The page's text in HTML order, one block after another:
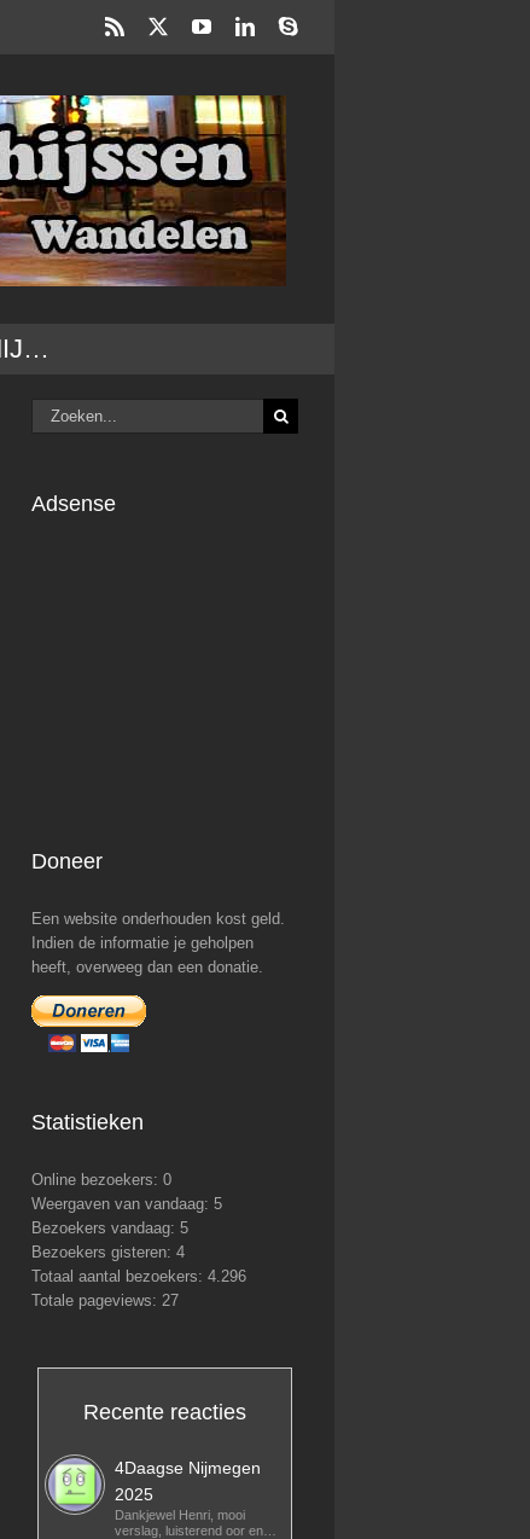
Rss YouTubeLinkedInSkype
Zoeken
naar:
Adsense
Doneer
Een website onderhouden kost geld.
Indien de informatie je geholpen
heeft, overweeg dan een donatie.
Statistieken
Online bezoekers:0
Weergaven van vandaag:5
Bezoekers vandaag:5
Bezoekers gisteren:4
Totaal aantal bezoekers:4.296
Totale pageviews: 27
Recente reacties
4Daagse Nijmegen
2025
Dankjewel Henri, mooi
verslag, luisterend oor en…